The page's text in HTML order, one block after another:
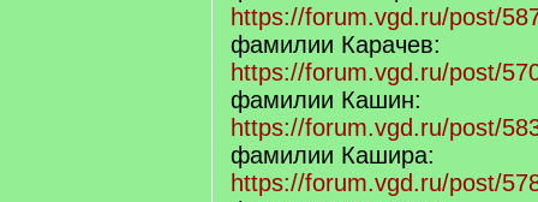
https://forum.vgd.ru/post/
фамилии Карачев:
https://forum.vgd.ru/post/
фамилии Кашин:
https://forum.vgd.ru/post/
фамилии Кашира:
https://forum.vgd.ru/post/